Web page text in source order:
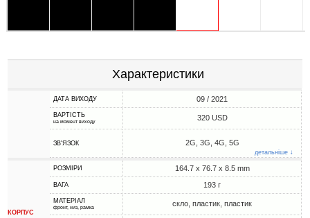
Характеристики
ДАТА ВИХОДУ 09 / 2021
ВАРТІСТЬ
на момент виходу 320 USD
ЗВ'ЯЗОК 2G, 3G, 4G, 5G
детальніше ↓
КОРПУС
РОЗМІРИ 164.7 x 76.7 x 8.5 mm
ВАГА 193 г
МАТЕРІАЛ
фронт, низ, рамка скло, пластик, пластик